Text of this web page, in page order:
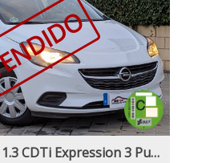
Opel Corsa Van 1.3 CDTi Expression 3 Puertas